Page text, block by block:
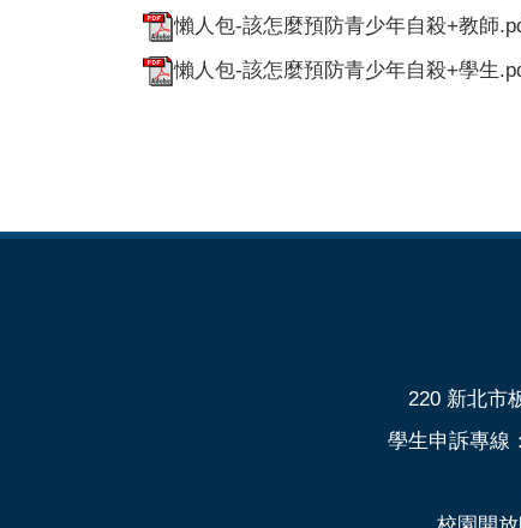
懶人包-該怎麼預防青少年自殺+教師
懶人包-該怎麼預防青少年自殺+學生
220 新北
學生申訴專線